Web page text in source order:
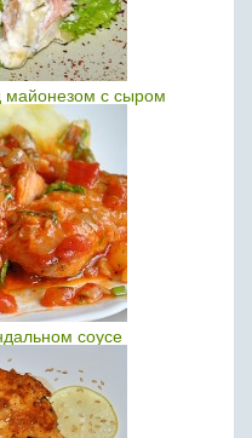
майонезом с сыром
соусе